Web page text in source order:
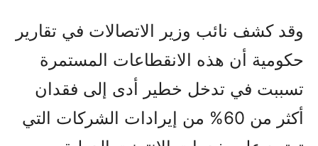
وقد كشف نائب وزير الاتصالات في تقارير
حكومية أن هذه الانقطاعات المستمرة
تسببت في تدخل خطير أدى إلى فقدان
أكثر من 60% من إيرادات الشركات التي